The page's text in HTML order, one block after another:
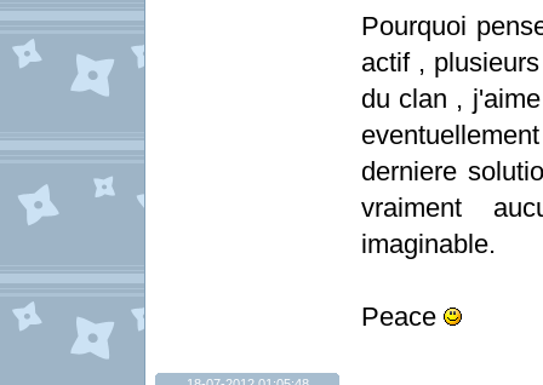
Pourquoi
actif ,
du clan ,
derniere
vraiment
imaginable.
Peace